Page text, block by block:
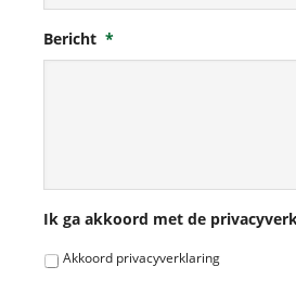
Bericht *
Ik ga akkoord met de
Akkoord privacyverklaring